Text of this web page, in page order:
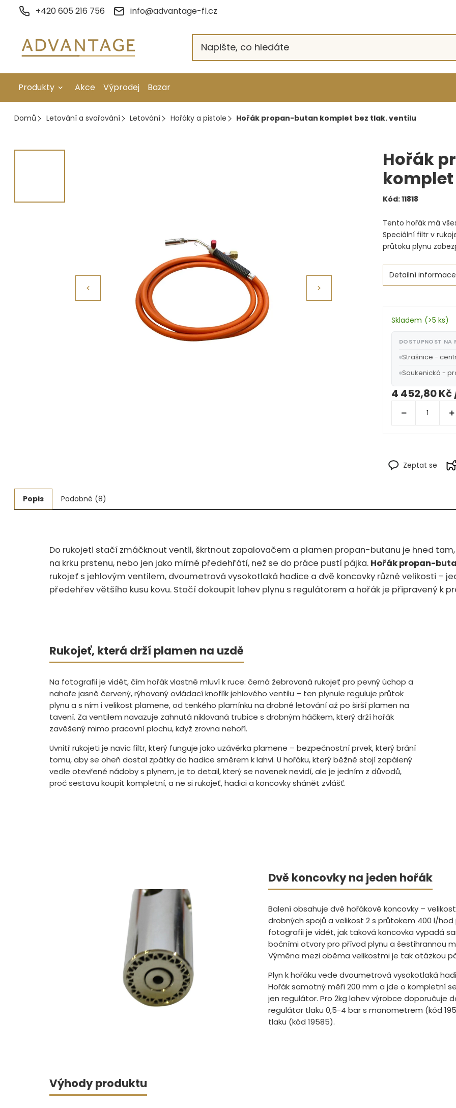
+420 605 216 756 info@advantage-fl.cz
Produkty
Galvanické pokovení
Strojní obrábění
Fasování a gravírování
Navlékací nitě, struny, podložky
3D technologie
Lupy a mikroskopy
Akce Výprodej Bazar
Domů Letování a svařování Letování Hořáky a pistole Hořák propan-butan komplet bez tlak. ventilu
Hořák
Kód:11818
Tento hořák má
Speciální filtr v
průtoku plynu
Detailní informace
Zeptat se
Skladem (>5 ks)
DOSTUPNOST NA
Strašnice -
Soukenická -
4 452,80 Kč
Popis Podobné (8)
Do rukojeti stačí zmáčknout ventil, škrtnout zapalovačem a plamen propan-butanu je hned
na krku prstenu, nebo jen jako mírné předehřátí, než se do práce pustí pájka. Hořák propan-
rukojeť s jehlovým ventilem, dvoumetrová vysokotlaká hadice a dvě koncovky různé velikosti –
předehřev většího kusu kovu. Stačí dokoupit lahev plynu s regulátorem a hořák je připravený k
Rukojeť, která drží plamen na uzdě
Na fotografii je vidět, čím hořák vlastně mluví k ruce: černá žebrovaná rukojeť pro pevný úchop a
nahoře jasně červený, rýhovaný ovládací knoflík jehlového ventilu – ten plynule reguluje průtok
plynu a s ním i velikost plamene, od tenkého plamínku na drobné letování až po širší plamen na
tavení. Za ventilem navazuje zahnutá niklovaná trubice s drobným háčkem, který drží hořák
zavěšený mimo pracovní plochu, když zrovna nehoří.
Uvnitř rukojeti je navíc filtr, který funguje jako uzávěrka plamene – bezpečnostní prvek, který brání
tomu, aby se oheň dostal zpátky do hadice směrem k lahvi. U hořáku, který běžně stojí zapálený
vedle otevřené nádoby s plynem, je to detail, který se navenek nevidí, ale je jedním z důvodů,
proč sestavu koupit kompletní, a ne si rukojeť, hadici a koncovky shánět zvlášť.
Dvě koncovky na jeden hořák
Balení obsahuje dvě hořákové koncovky –
drobných spojů a velikost 2 s průtokem 400 l/
fotografii je vidět, jak taková koncovka vypadá
bočními otvory pro přívod plynu a šestihrannou
Výměna mezi oběma velikostmi je tak otázkou
Plyn k hořáku vede dvoumetrová vysokotlaká
Hořák samotný měří 200 mm a jde o kompletní
jen regulátor. Pro 2kg lahev výrobce doporučuje
regulátor tlaku 0,5-4 bar s manometrem (kód
tlaku (kód 19585).
Výhody produktu